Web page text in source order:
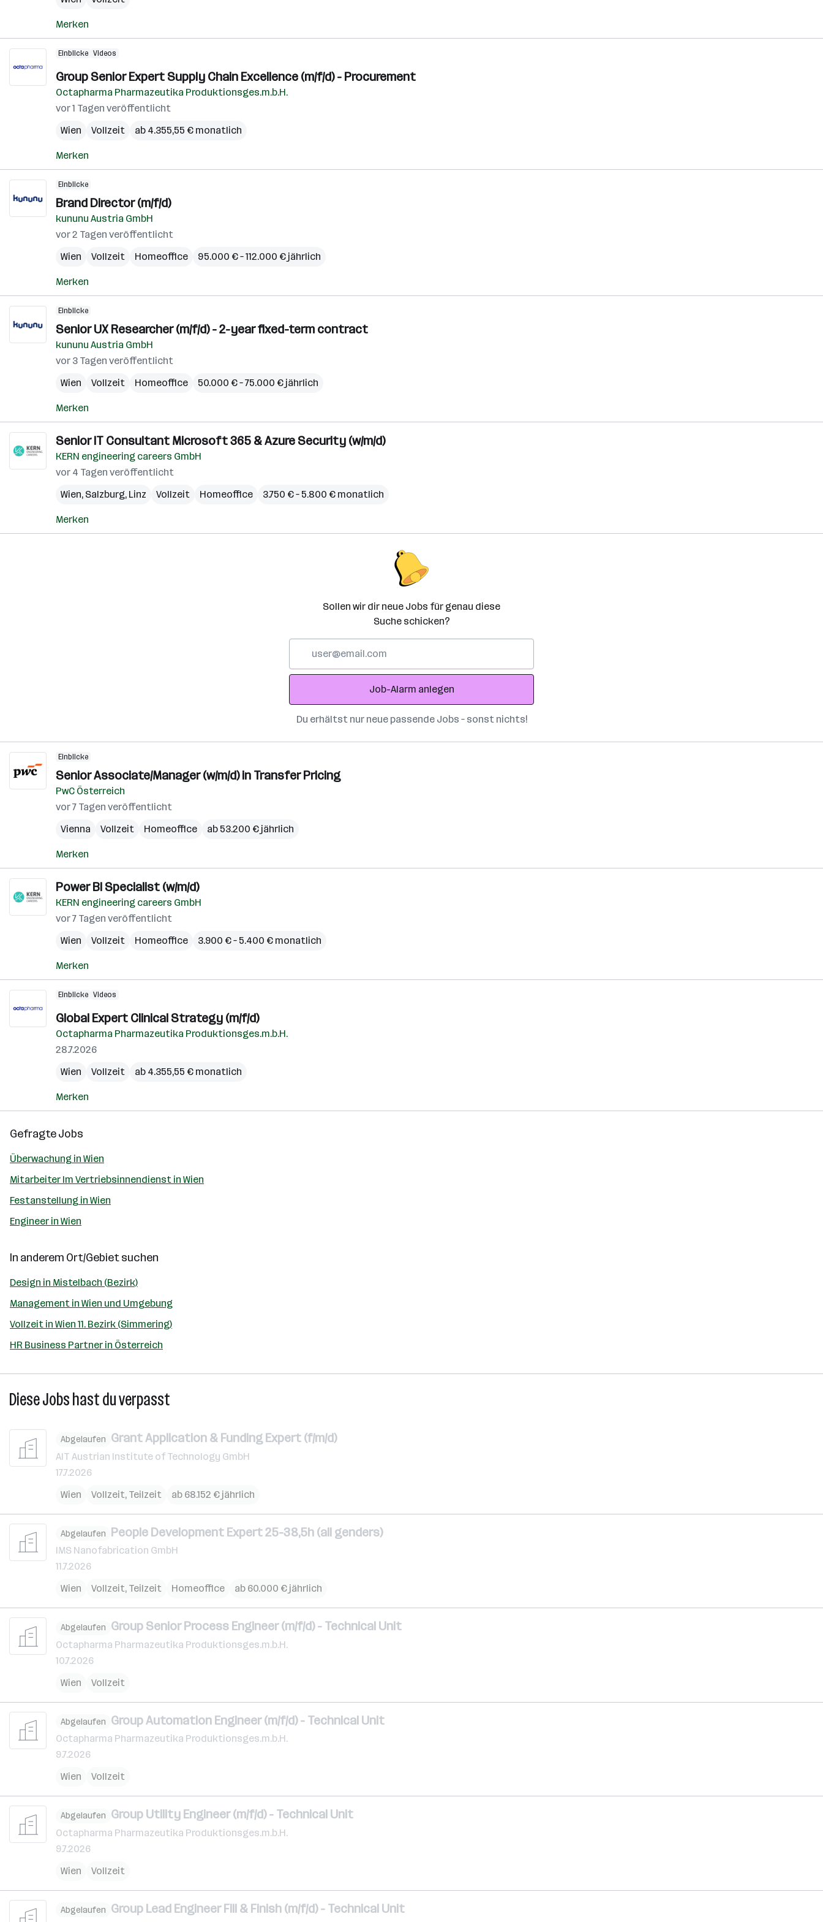
Merken
Einblicke Videos
Group Senior Expert Supply Chain Excellence (m/f/d) - Procurement
Octapharma Pharmazeutika Produktionsges.m.b.H.
vor 1 Tagen veröffentlicht
Wien
Vollzeit ab 4.355,55 € monatlich
Merken
Einblicke
Brand Director (m/f/d)
kununu Austria GmbH
vor 2 Tagen veröffentlicht
Wien
Vollzeit Homeoffice 95.000 € – 112.000 € jährlich
Merken
Einblicke
Senior UX Researcher (m/f/d) - 2-year fixed-term contract
kununu Austria GmbH
vor 3 Tagen veröffentlicht
Wien
Vollzeit Homeoffice 50.000 € – 75.000 € jährlich
Merken
Senior IT Consultant Microsoft 365 & Azure Security (w/m/d)
KERN engineering careers GmbH
vor 4 Tagen veröffentlicht
Wien, Salzburg, Linz Vollzeit Homeoffice 3.750 € – 5.800 € monatlich
Merken
Sollen wir dir neue Jobs für genau diese
Suche schicken?
Adresse
Job-Alarm anlegen
Du erhältst nur neue passende Jobs – sonst nichts!
Einblicke
Senior Associate/Manager (w/m/d) in Transfer Pricing
PwC Österreich
vor 7 Tagen veröffentlicht
Vienna
Vollzeit Homeoffice ab 53.200 € jährlich
Merken
Power BI Specialist (w/m/d)
KERN engineering careers GmbH
vor 7 Tagen veröffentlicht
Wien
Vollzeit Homeoffice 3.900 € – 5.400 € monatlich
Merken
Einblicke Videos
Global Expert Clinical Strategy (m/f/d)
Octapharma Pharmazeutika Produktionsges.m.b.H.
28.7.2026
Wien
Vollzeit ab 4.355,55 € monatlich
Merken
Gefragte Jobs
Überwachung in Wien
Mitarbeiter Im Vertriebsinnendienst in Wien
Festanstellung in Wien
Engineer in Wien
In anderem Ort/Gebiet suchen
Design in Mistelbach (Bezirk)
Management in Wien und Umgebung
Vollzeit in Wien 11. Bezirk (Simmering)
HR Business Partner in Österreich
Diese Jobs hast du verpasst
Abgelaufen Grant Application & Funding Expert (f/m/d)
AIT Austrian Institute of Technology GmbH
17.7.2026
Wien
Vollzeit, Teilzeit ab 68.152 € jährlich
Abgelaufen People Development Expert 25-38,5h (all genders)
IMS Nanofabrication GmbH
11.7.2026
Wien
Vollzeit, Teilzeit Homeoffice ab 60.000 € jährlich
Abgelaufen Group Senior Process Engineer (m/f/d) - Technical Unit
Octapharma Pharmazeutika Produktionsges.m.b.H.
10.7.2026
Wien
Vollzeit
Abgelaufen Group Automation Engineer (m/f/d) - Technical Unit
Octapharma Pharmazeutika Produktionsges.m.b.H.
9.7.2026
Wien
Vollzeit
Abgelaufen Group Utility Engineer (m/f/d) - Technical Unit
Octapharma Pharmazeutika Produktionsges.m.b.H.
9.7.2026
Wien
Vollzeit
Abgelaufen Group Lead Engineer Fill & Finish (m/f/d) - Technical Unit